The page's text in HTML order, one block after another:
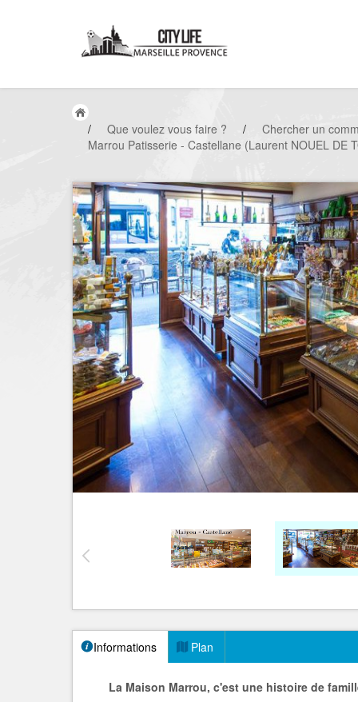
/ Que voulez vous faire ? /
Chercher un
Marrou Patisserie - Castellane (Laurent NOUEL DE
Informations Plan
La Maison Marrou, c'est une histoire de